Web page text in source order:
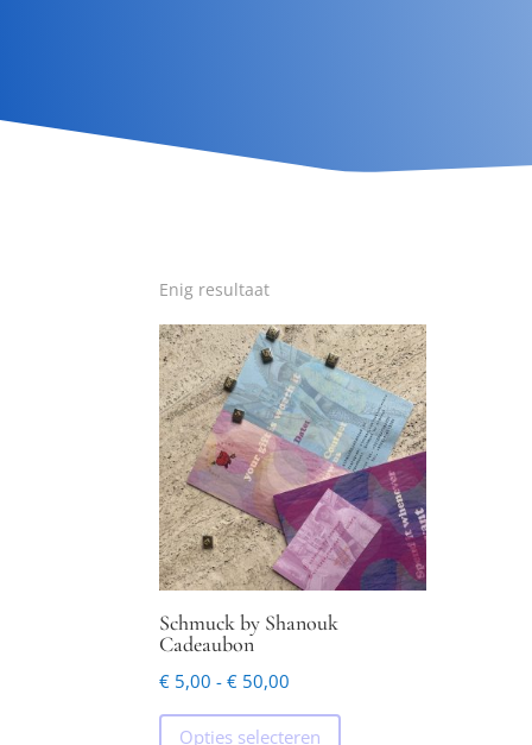
Enig resultaat
Schmuck by Shanouk
Cadeaubon
€ 5,00 - € 50,00
€ 5,00
Opties selecteren